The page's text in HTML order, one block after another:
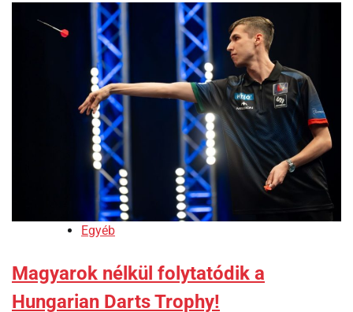
Egyéb
Magyarok nélkül folytatódik a
Hungarian Darts Trophy!